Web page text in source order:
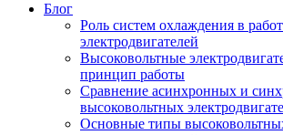
Блог
Роль систем охлаждения в
электродвигателей
Высоковольтные
принцип работы
Сравнение асинхронных и
высоковольтных
Основные типы